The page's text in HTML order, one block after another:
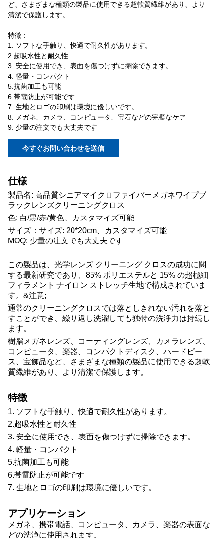
ど、さまざまな種類の製品に使用できる超軟質繊維があり、より
清潔で保護します。
特徴：
1. ソフトな手触り、快適で耐久性があります。
2.超吸水性と耐久性
3. 安全に使用でき、表面を傷つけずに掃除できます。
4. 軽量・コンパクト
5.抗菌加工も可能
6.帯電防止が可能です
7. 生地とロゴの印刷は環境に優しいです。
8. メガネ、カメラ、コンピュータ、宝石などの完璧なケア
9. 少量の注文でも大丈夫です
今すぐお問い合わせを送信
仕様
製品名: 高品質シニアマイクロファイバーメガネワイプブ
ラックレンズクリーニングクロス
色: 白/黒/赤/黄色、カスタマイズ可能
サイズ： サイズ: 20*20cm、カスタマイズ可能
MOQ: 少量の注文でも大丈夫です
この製品は、光学レンズ クリーニング クロスの成功に関
する最新研究であり、85% ポリエステルと 15% の超極細
フィラメント ナイロン ストレッチ生地で構成されていま
す。&注意;
通常のクリーニングクロスでは落としきれない汚れを落と
すことができ、繰り返し洗濯しても独特の洗浄力は持続し
ます。
樹脂メガネレンズ、コーティングレンズ、カメラレンズ、
コンピュータ、楽器、コンパクトディスク、ハードピー
ス、宝飾品など、さまざまな種類の製品に使用できる超軟
質繊維があり、より清潔で保護します。
特徴
1. ソフトな手触り、快適で耐久性があります。
2.超吸水性と耐久性
3. 安全に使用でき、表面を傷つけずに掃除できます。
4. 軽量・コンパクト
5.抗菌加工も可能
6.帯電防止が可能です
7. 生地とロゴの印刷は環境に優しいです。
アプリケーション
メガネ、携帯電話、コンピュータ、カメラ、楽器の表面な
どの洗浄に使用されます。